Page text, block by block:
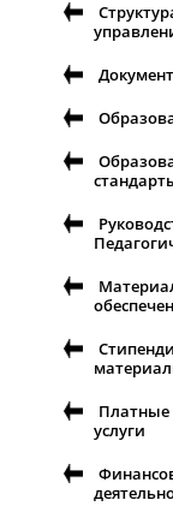
Платные
услуги